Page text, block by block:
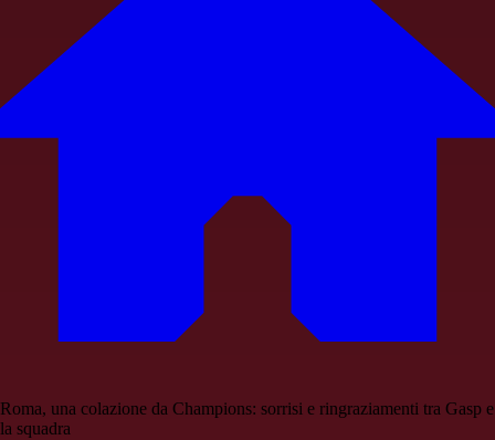
Roma, una colazione da Champions: sorrisi e ringraziamenti tra Gasp e
la squadra